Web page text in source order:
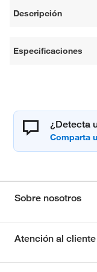
Descripción
Especificaciones
¿Detecta
Sobre nosotros
Atención al cliente